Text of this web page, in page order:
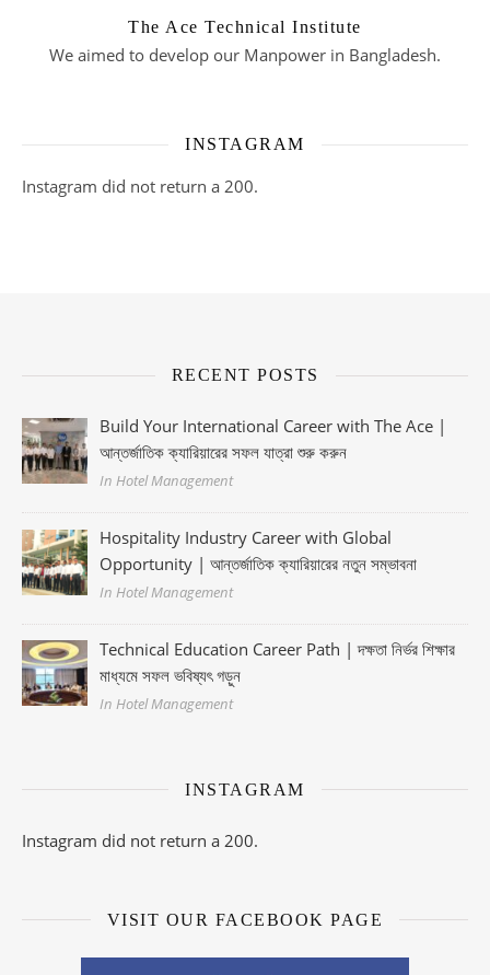
The Ace Technical Institute
We aimed to develop our Manpower in Bangladesh.
INSTAGRAM
Instagram did not return a 200.
RECENT POSTS
Build Your International Career with The Ace |
আন্তর্জাতিক ক্যারিয়ারের সফল যাত্রা শুরু করুন
In Hotel Management
Hospitality Industry Career with Global
Opportunity | আন্তর্জাতিক ক্যারিয়ারের নতুন সম্ভাবনা
In Hotel Management
Technical Education Career Path | দক্ষতা নির্ভর শিক্ষার
মাধ্যমে সফল ভবিষ্যৎ গড়ুন
In Hotel Management
INSTAGRAM
Instagram did not return a 200.
VISIT OUR FACEBOOK PAGE